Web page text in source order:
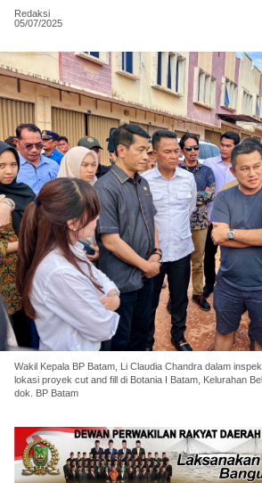
Redaksi
05/07/2025
Wakil Kepala BP Batam, Li Claudia Chandra dalam
lokasi proyek cut and fill di Botania I Batam, Kelurahan
dok. BP Batam